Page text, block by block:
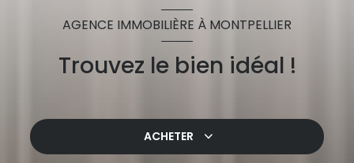
AGENCE IMMOBILIÈRE À MONTPELLIER
Trouvez le bien idéal !
ACHETER